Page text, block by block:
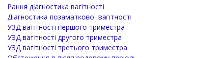
Рання діагностика вагітності
Діагностика позаматкової вагітності
УЗД вагітності першого триместра
УЗД вагітності другого триместра
УЗД вагітності третього триместра